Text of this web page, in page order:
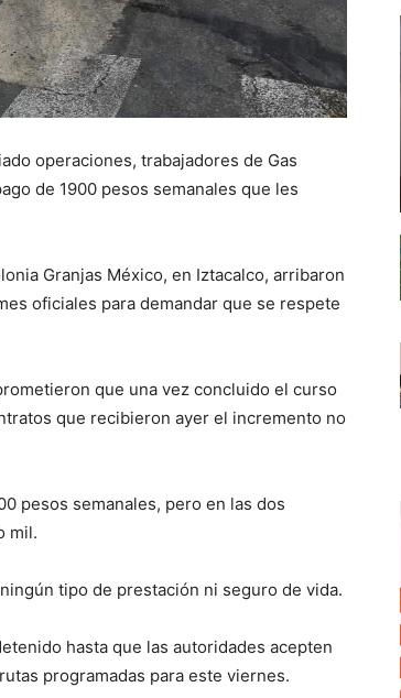
operaciones, trabajadores de Gas
de 1900 pesos semanales que les
Granjas México, en Iztacalco, arribaron
oficiales para demandar que se respete
que una vez concluido el curso
que recibieron ayer el incremento no
pesos semanales, pero en las dos
mil.
tipo de prestación ni seguro de vida.
hasta que las autoridades acepten
programadas para este viernes.